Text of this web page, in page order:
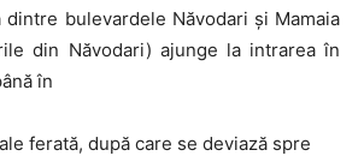
bulevardele Năvodari și Mamaia
din Năvodari) ajunge la intrarea în
în
ferată, după care se deviază spre